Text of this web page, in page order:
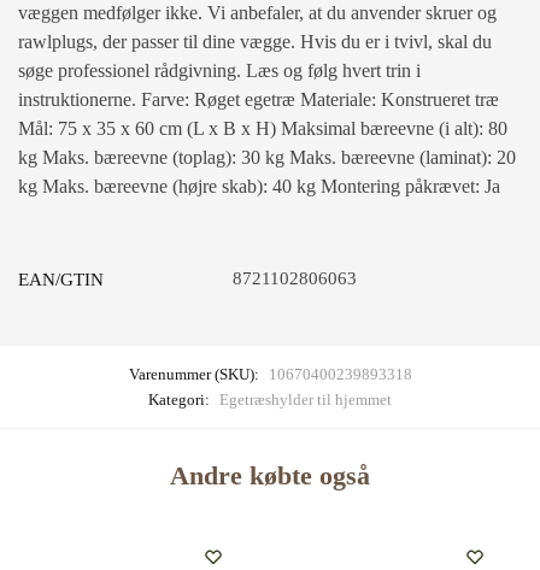
væggen medfølger ikke. Vi anbefaler, at du anvender skruer og
rawlplugs, der passer til dine vægge. Hvis du er i tvivl, skal du
søge professionel rådgivning. Læs og følg hvert trin i
instruktionerne. Farve: Røget egetræ Materiale: Konstrueret træ
Mål: 75 x 35 x 60 cm (L x B x H) Maksimal bæreevne (i alt): 80
kg Maks. bæreevne (toplag): 30 kg Maks. bæreevne (laminat): 20
kg Maks. bæreevne (højre skab): 40 kg Montering påkrævet: Ja
EAN/GTIN 8721102806063
Varenummer (SKU):
10670400239893318
Kategori: Egetræshylder til hjemmet
Andre købte også